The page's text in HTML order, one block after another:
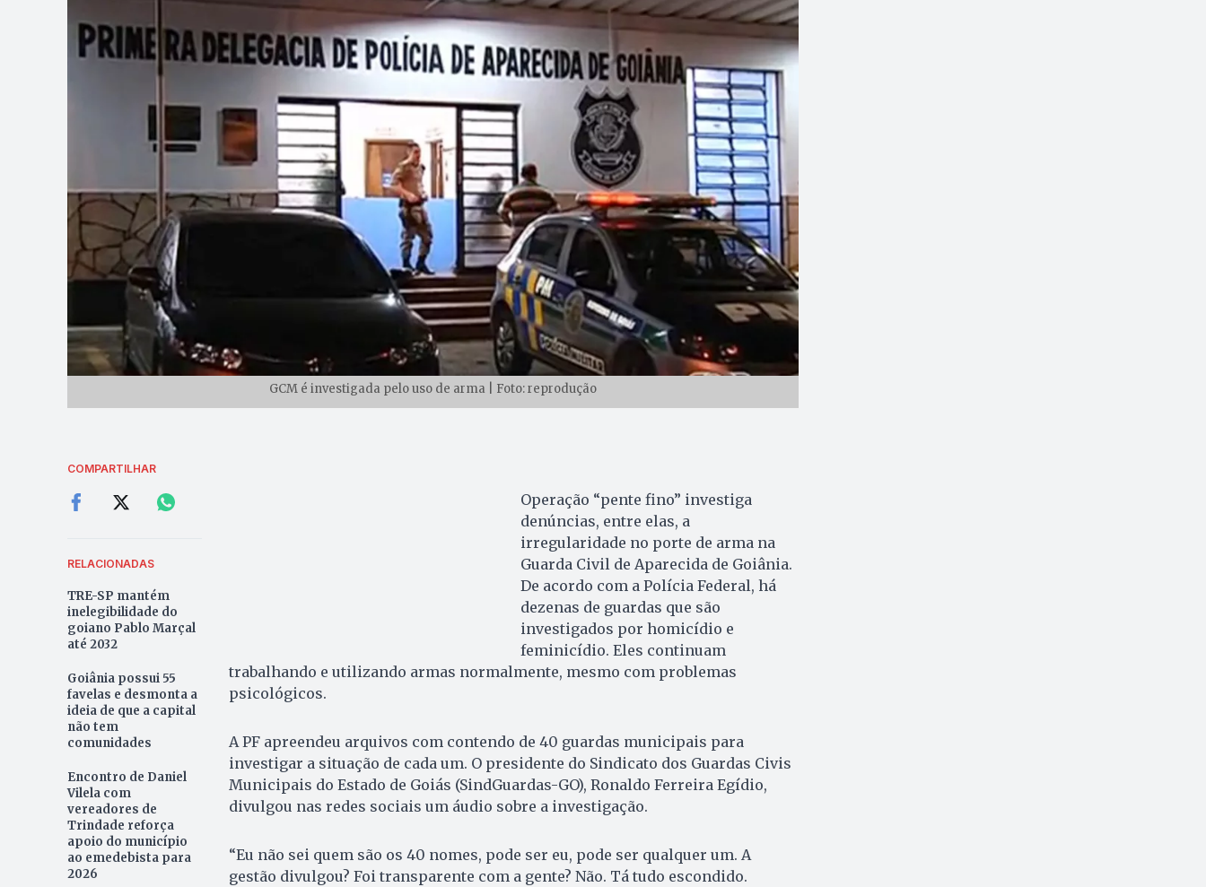
GCM é investigada pelo uso de arma | Foto: reprodução
COMPARTILHAR
RELACIONADAS
TRE-SP mantém
inelegibilidade do
goiano Pablo Marçal
até 2032
Goiânia possui 55
favelas e desmonta a
ideia de que a capital
não tem
comunidades
Encontro de Daniel
Vilela com
vereadores de
Trindade reforça
apoio do município
ao emedebista para
2026
Operação “pente fino” investiga
denúncias, entre elas, a
irregularidade no porte de arma na
Guarda Civil de Aparecida de Goiânia.
De acordo com a Polícia Federal, há
dezenas de guardas que são
investigados por homicídio e
feminicídio. Eles continuam
trabalhando e utilizando armas normalmente, mesmo com problemas
psicológicos.
A PF apreendeu arquivos com contendo de 40 guardas municipais para
investigar a situação de cada um. O presidente do Sindicato dos Guardas Civis
Municipais do Estado de Goiás (SindGuardas-GO), Ronaldo Ferreira Egídio,
divulgou nas redes sociais um áudio sobre a investigação.
“Eu não sei quem são os 40 nomes, pode ser eu, pode ser qualquer um. A
gestão divulgou? Foi transparente com a gente? Não. Tá tudo escondido.